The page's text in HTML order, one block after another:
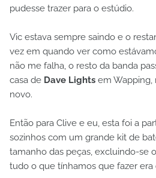
pudesse trazer para o estúdio.
Vic estava sempre saindo e o
vez em quando ver como
não me falha, o resto da banda
casa de Dave Lights em Wapping,
novo.
Então para Clive e eu, esta foi a
sozinhos com um grande kit de
tamanho das peças, excluindo-se
tudo o que tínhamos que fazer